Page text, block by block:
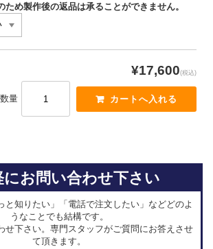
ため製作後の返品は承ることができません。
¥17,600(税込)
数量
にお問い合わせ下さい
と知りたい」「電話で注文したい」などどのよ
うなことでも結構です。
せ下さい。専門スタッフがご質問にお答えさせ
て頂きます。